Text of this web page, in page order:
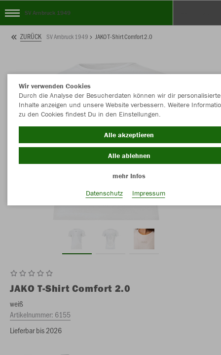
SV Arnbruck 1949
ZURÜCK SV Arnbruck 1949 JAKO T-Shirt Comfort 2.0
JAKO T-Shirt Comfort 2.0
weiß
Artikelnummer: 6155
Lieferbar bis 2026
Wir verwenden Cookies
Durch die Analyse der Besucherdaten können wir dir personalisierte
Inhalte anzeigen und unsere Website verbessern. Weitere
zu den Cookies findest Du in den Einstellungen.
Alle akzeptieren
Alle ablehnen
mehr Infos
Datenschutz
Impressum